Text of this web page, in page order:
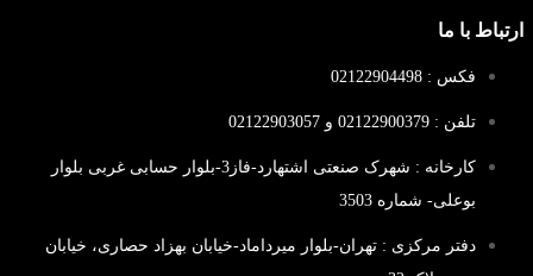
ارتباط با ما
فکس : 02122904498
تلفن : 02122900379 و 02122903057
کارخانه : شهرک صنعتی اشتهارد-فاز3-بلوار حسابی غربی بلوار
بوعلی- شماره 3503
دفتر مرکزی : تهران-بلوار میرداماد-خیابان بهزاد حصاری، خیابان